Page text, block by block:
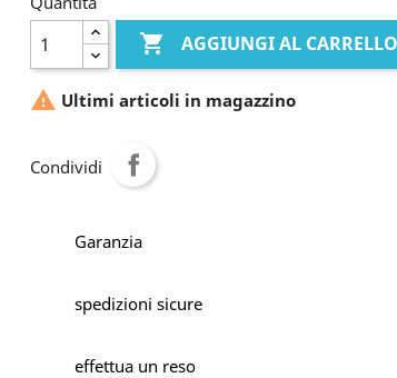
 AGGIUNGI AL CARRELLO
 Ultimi articoli in magazzino
Condividi
Garanzia
spedizioni sicure
effettua un reso